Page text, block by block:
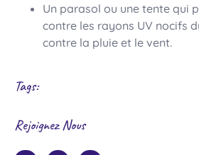
Un parasol ou une tente qui
contre les rayons UV nocifs
contre la pluie et le vent.
Tags:
Rejoignez Nous